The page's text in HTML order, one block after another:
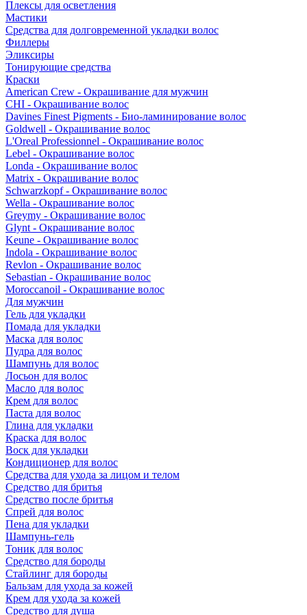
Плексы для осветления
Мастики
Средства для долговременной укладки волос
Филлеры
Эликсиры
Тонирующие средства
Краски
American Crew - Окрашивание для мужчин
CHI - Окрашивание волос
Davines Finest Pigments - Био-ламинирование волос
Goldwell - Окрашивание волос
L'Oreal Professionnel - Окрашивание волос
Lebel - Окрашивание волос
Londa - Окрашивание волос
Matrix - Окрашивание волос
Schwarzkopf - Окрашивание волос
Wella - Окрашивание волос
Greymy - Окрашивание волос
Glynt - Окрашивание волос
Keune - Окрашивание волос
Indola - Окрашивание волос
Revlon - Окрашивание волос
Sebastian - Окрашивание волос
Moroccanoil - Окрашивание волос
Для мужчин
Гель для укладки
Помада для укладки
Маска для волос
Пудра для волос
Шампунь для волос
Лосьон для волос
Масло для волос
Крем для волос
Паста для волос
Глина для укладки
Краска для волос
Воск для укладки
Кондиционер для волос
Средства для ухода за лицом и телом
Средство для бритья
Средство после бритья
Спрей для волос
Пена для укладки
Шампунь-гель
Тоник для волос
Средство для бороды
Стайлинг для бороды
Бальзам для ухода за кожей
Крем для ухода за кожей
Средство для душа